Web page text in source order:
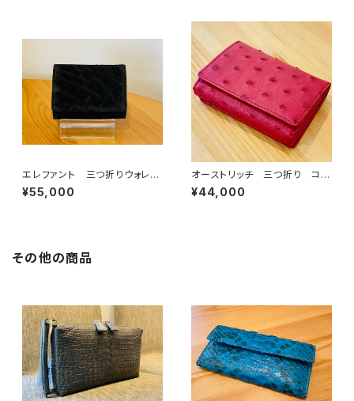
エレファント 三つ折りウォレッ
ト ブラック
¥55,000
オーストリッチ 三つ折り コン
パクトウォレット カンパリ
¥44,000
その他の商品